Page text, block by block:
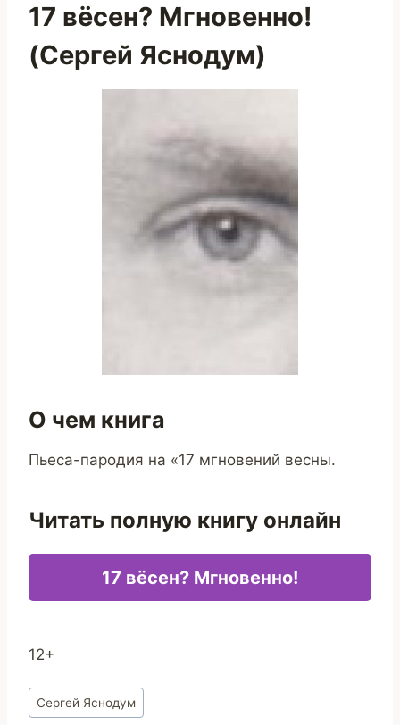
17 вёсен? Мгновенно!
(Сергей Яснодум)
О чем книга
Пьеса-пародия на «17 мгновений весны.
Читать полную книгу онлайн
17 вёсен? Мгновенно!
12+
Метки
записи:
Сергей Яснодум